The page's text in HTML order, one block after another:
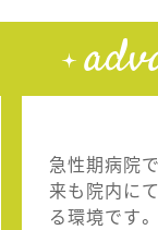
急性期病院
来も院内に
る環境です。